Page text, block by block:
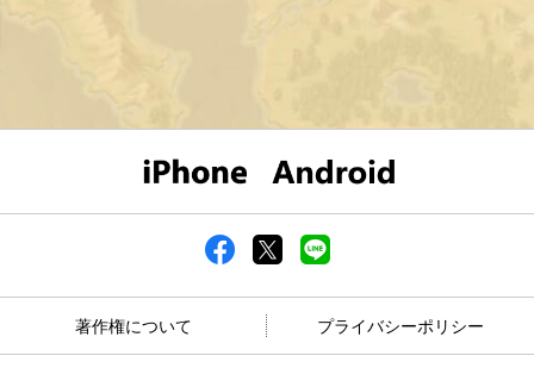
著作権について プライバシーポリシー